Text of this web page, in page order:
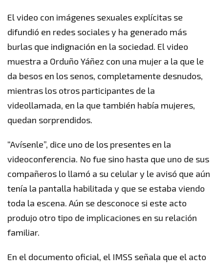
El video con imágenes sexuales explícitas se
difundió en redes sociales y ha generado más
burlas que indignación en la sociedad. El video
muestra a Orduño Yáñez con una mujer a la que le
da besos en los senos, completamente desnudos,
mientras los otros participantes de la
videollamada, en la que también había mujeres,
quedan sorprendidos.
“Avísenle”, dice uno de los presentes en la
videoconferencia. No fue sino hasta que uno de sus
compañeros lo llamó a su celular y le avisó que aún
tenía la pantalla habilitada y que se estaba viendo
toda la escena. Aún se desconoce si este acto
produjo otro tipo de implicaciones en su relación
familiar.
En el documento oficial, el IMSS señala que el acto